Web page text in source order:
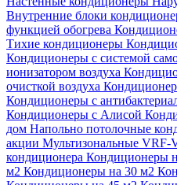
Внутренние блоки
функцией обогрева
Тихие кондиционеры
Кондиционеры с системой
ионизатором воздуха
очисткой воздуха
Кондиционеры с
Кондиционеры с Алисой
дом Напольно потолочные
акции Мультизональные VRF-
кондиционера Кондиционеры
м2 Кондиционеры на 30 м2